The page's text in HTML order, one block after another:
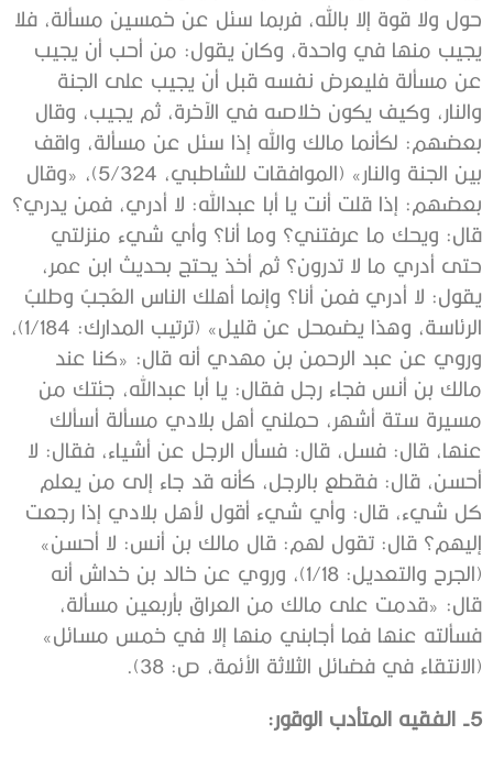
حول ولا قوة إلا بالله، فربما سئل عن خمسين مسألة، فلا
يجيب منها في واحدة، وكان يقول: من أحب أن يجيب
عن مسألة فليعرض نفسه قبل أن يجيب على الجنة
والنار، وكيف يكون خلاصه في الآخرة، ثم يجيب، وقال
بعضهم: لكأنما مالك والله إذا سئل عن مسألة، واقف
بين الجنة والنار» (الموافقات للشاطبي، 5/324)، «وقال
بعضهم: إذا قلت أنت يا أبا عبدالله: لا أدري، فمن يدري؟
قال: ‌ويحك ‌ما ‌عرفتني؟ وما أنا؟ وأي شيء منزلتي
حتى أدري ما لا تدرون؟ ثم أخذ يحتج بحديث ابن عمر،
يقول: لا أدري فمن أنا؟ وإنما أهلك الناس العُجبُ وطلبُ
الرئاسة، وهذا يضمحل عن قليل» (ترتيب المدارك: 1/184)،
وروي عن عبد الرحمن بن مهدي أنه قال: «كنا عند
مالك بن أنس فجاء رجل فقال: يا أبا عبدالله، ‌جئتك ‌من
‌مسيرة ‌ستة ‌أشهر، حملني أهل بلادي مسألة أسألك
عنها، قال: فسل، قال: فسأل الرجل عن أشياء، فقال: لا
أحسن، قال: فقطع بالرجل، كأنه قد جاء إلى من يعلم
كل شيء، قال: وأي شيء أقول لأهل بلادي إذا رجعت
إليهم؟ قال: تقول لهم: قال مالك بن أنس: لا أحسن»
(الجرح والتعديل: 1/18)، وروي عن خالد بن خداش أنه
قال: «قدمت على مالك من العراق ‌بأربعين ‌مسألة،
فسألته عنها فما أجابني منها إلا في خمس مسائل»
(الانتقاء في فضائل الثلاثة الأئمة، ص: 38).
5- الفقيه المتأدب الوقور: